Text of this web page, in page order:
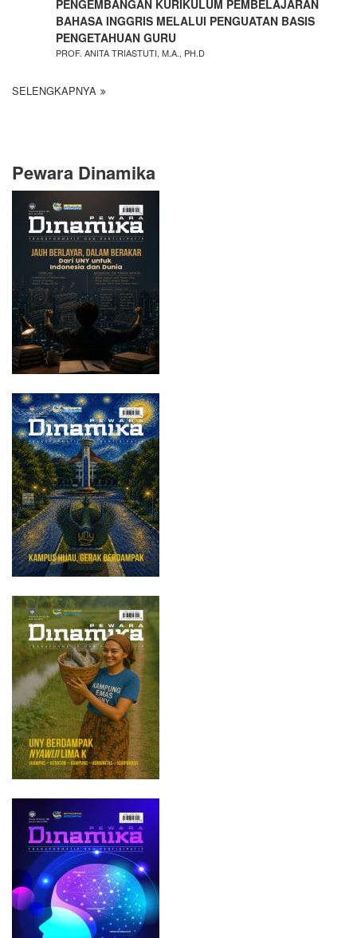
PENGEMBANGAN KURIKULUM PEMBELAJARAN
BAHASA INGGRIS MELALUI PENGUATAN BASIS
PENGETAHUAN GURU
PROF. ANITA TRIASTUTI, M.A., PH.D
SELENGKAPNYA
Pewara Dinamika